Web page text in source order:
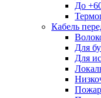
До
Кабель
Для
Для